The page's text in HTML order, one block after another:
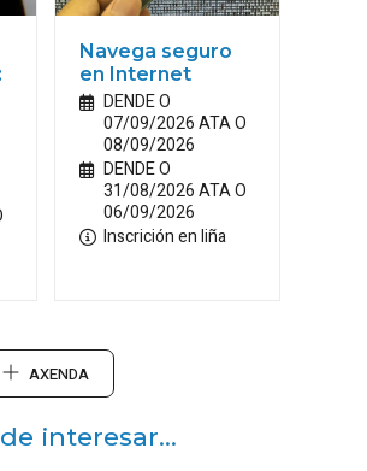
Navega seguro
en Internet
DENDE O
07/09/2026 ATA O
08/09/2026
DENDE O
31/08/2026 ATA O
06/09/2026
Inscrición en liña
AXENDA
interesar...